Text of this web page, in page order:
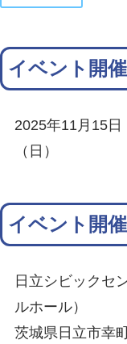
イベント開催
2025年11月15
（日）
イベント開
日立シビックセ
ルホール）
茨城県日立市幸